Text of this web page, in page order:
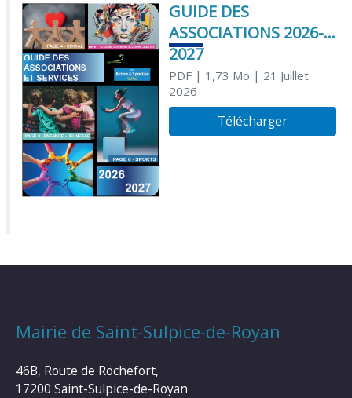
GUIDE DES
ASSOCIATIONS 2026-
2027
PDF| 1,73 Mo | 21 Juillet
2026
Télécharger
Mairie de Saint-Sulpice-de-Royan
46B, Route de Rochefort,
17200 Saint-Sulpice-de-Royan